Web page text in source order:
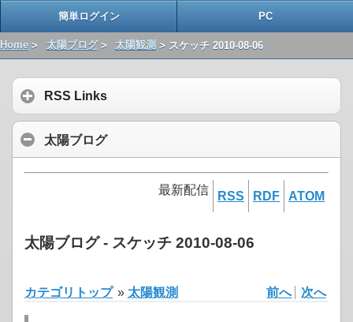
簡単ログイン PC
Home > 太陽ブログ> 太陽観測 > スケッチ 2010-08-06
RSS Links
太陽ブログ
最新配信 RSS RDF ATOM
太陽ブログ - スケッチ 2010-08-06
カテゴリトップ » 太陽観測 前へ 次へ